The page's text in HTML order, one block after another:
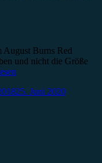
August Burns Red
und nicht die Größe
25. Juni 2020